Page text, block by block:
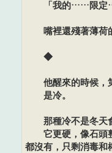
「我的……限定
嘴裡還殘著薄荷的
◆
他醒來的時候，第
是冷。
那種冷不是冬天會
它更硬，像石頭整
都沒有，只剩消毒和